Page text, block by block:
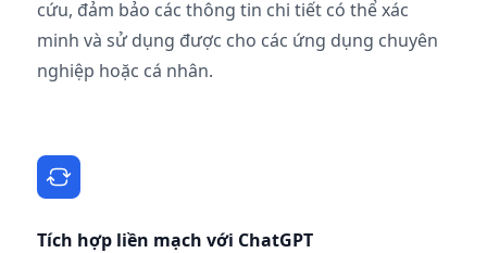
cứu, đảm bảo các thông tin chi tiết có thể xác
minh và sử dụng được cho các ứng dụng chuyên
nghiệp hoặc cá nhân.
Tích hợp liền mạch với ChatGPT